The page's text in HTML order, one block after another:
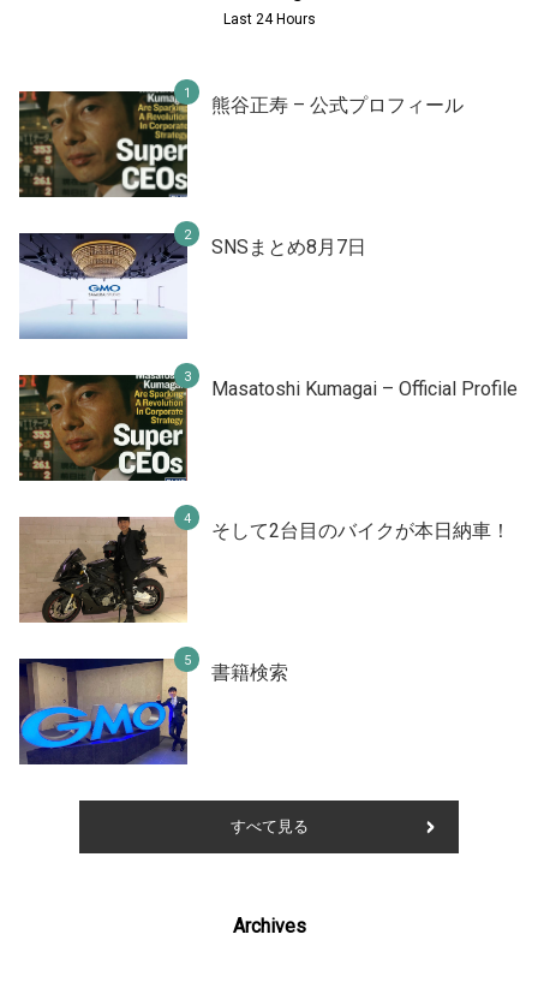
Last 24 Hours
熊谷正寿 – 公式プロフィール
SNSまとめ8月7日
Masatoshi Kumagai – Official Profile
そして2台目のバイクが本日納車！
書籍検索
すべて見る
Archives